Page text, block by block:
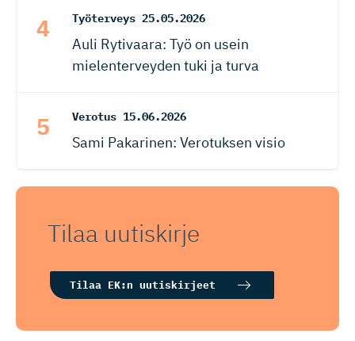
Työterveys 25.05.2026
Auli Rytivaara: Työ on usein
mielenterveyden tuki ja turva
Verotus 15.06.2026
Sami Pakarinen: Verotuksen visio
Tilaa uutiskirje
Tilaa EK:n uutiskirjeet